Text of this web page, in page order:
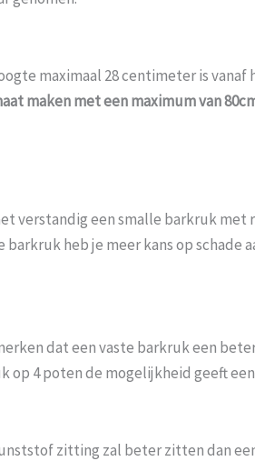
maximaal 28 centimeter is
maken met een maximum van
verstandig een smalle barkruk
heb je meer kans op
dat een vaste barkruk een
op 4 poten de mogelijkheid geeft
zitting zal beter zitten dan